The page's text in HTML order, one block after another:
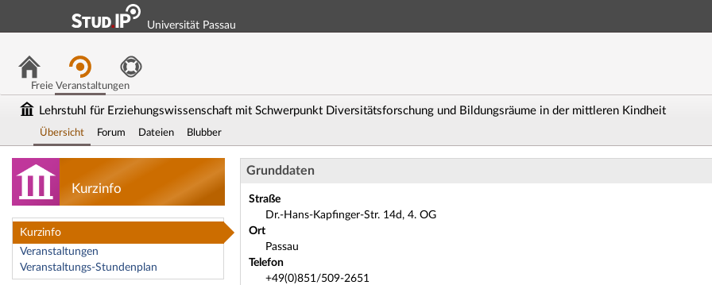
Hauptnavigation
Fußzeile
Universität Passau
Freie Veranstaltungen
Lehrstuhl für Erziehungswissenschaft mit Schwerpunkt Diversitätsforschung und Bildungsräume in der mittleren Kindheit
Übersicht Forum Dateien Blubber
Kurzinfo
Kurzinfo
Veranstaltungen
Veranstaltungs-Stundenplan
Lehrstuhl: Lehrstuhl für Erziehungswissenschaft mit Schwerpunkt
Grunddaten
Straße
Dr.-Hans-Kapfinger-Str. 14d, 4. OG
Ort
Passau
Telefon
+49(0)851/509-2651